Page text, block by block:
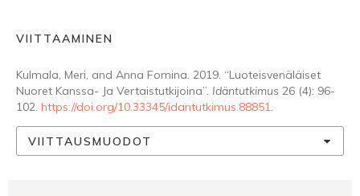
VIITTAAMINEN
Kulmala, Meri, and Anna Fomina. 2019. “Luoteisvenäläiset
Nuoret Kanssa- Ja Vertaistutkijoina”. Idäntutkimus 26 (4): 96-
102. https://doi.org/10.33345/idantutkimus.88851.
VIITTAUSMUODOT